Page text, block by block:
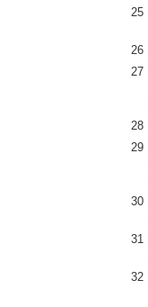
25
26
27
28
29
30
31
32